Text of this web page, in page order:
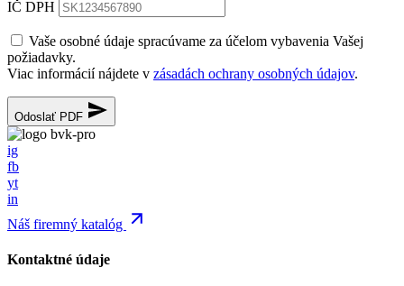
IČ DPH
Vaše osobné údaje spracúvame za účelom vybavenia Vašej
požiadavky.
Viac informácií nájdete v zásadách ochrany osobných údajov.
Odoslať PDF
ig
fb
yt
in
Náš firemný katalóg
Kontaktné údaje